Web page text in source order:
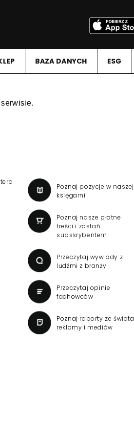
BAZA DANYCH ESG
Poznaj pozycje w naszej
księgarni
Poznaj nasze płatne
treści i zostań
subskrybentem
Przeczytaj wywiady z
ludźmi z branży
Przeczytaj opinie
fachowców
Poznaj raporty ze świata
reklamy i mediów